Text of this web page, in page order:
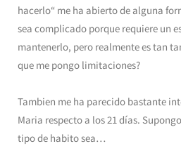
hacerlo“ me ha abierto de alguna
sea complicado porque requiere un
mantenerlo, pero realmente es tan
que me pongo limitaciones?
Tambien me ha parecido bastante
Maria respecto a los 21 días.
tipo de habito sea…